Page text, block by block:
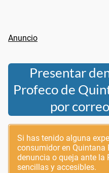
Presentar
Profeco de
por
Si has tenido alguna
consumidor en Quintana
denuncia o queja ante la
sencillas y accesibles.